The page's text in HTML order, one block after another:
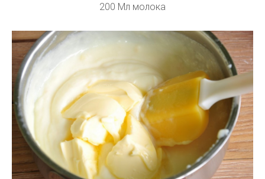
200 Мл молока